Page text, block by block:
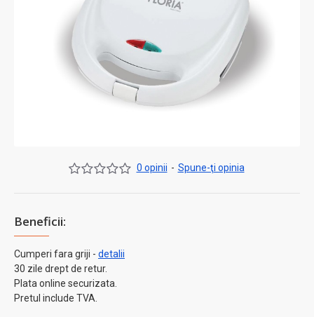
Beneficii:
Cumperi fara griji - detalii
30 zile drept de retur.
Plata online securizata.
Pretul include TVA.
0 opinii - Spune-ţi opinia